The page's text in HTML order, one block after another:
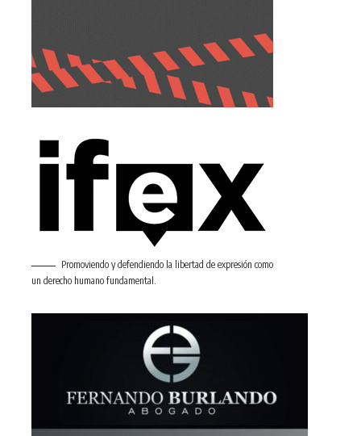
Promoviendo y defendiendo la libertad de expresión como
un derecho humano fundamental.